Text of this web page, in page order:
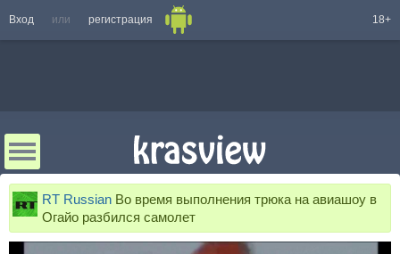
Вход или регистрация 18+
RT Russian Во время выполнения трюка на авиашоу в
Огайо разбился самолет